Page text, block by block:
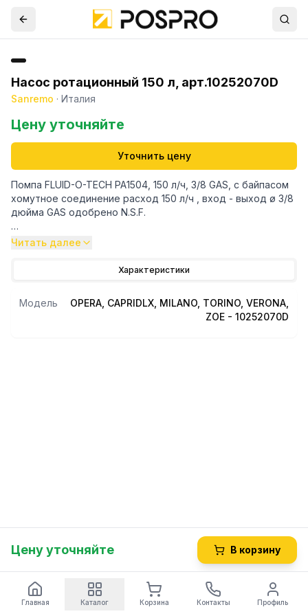
Насос ротационный 150 л, арт.10252070D
Sanremo · Италия
Цену уточняйте
Уточнить цену
Помпа FLUID-O-TECH PA1504, 150 л/ч, 3/8 GAS, с байпасом
хомутное соединение расход 150 л/ч , вход - выход ø 3/8
дюйма GAS одобрено N.S.F.
Подходит для кофемашины OPERA, CAPRIDLX, MILANO,
Читать далее
Характеристики
Модель
OPERA, CAPRIDLX, MILANO, TORINO, VERONA,
ZOE - 10252070D
Цену уточняйте В корзину
Главная Каталог Корзина Контакты Профиль